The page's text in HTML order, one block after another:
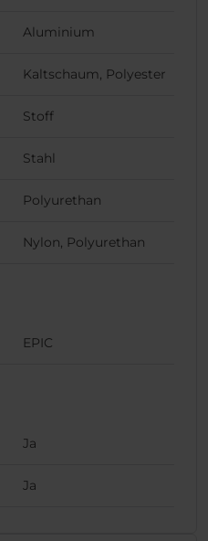
Aluminium
Kaltschaum, Polyester
Stoff
Stahl
Polyurethan
Nylon, Polyurethan
EPIC
Ja
Ja